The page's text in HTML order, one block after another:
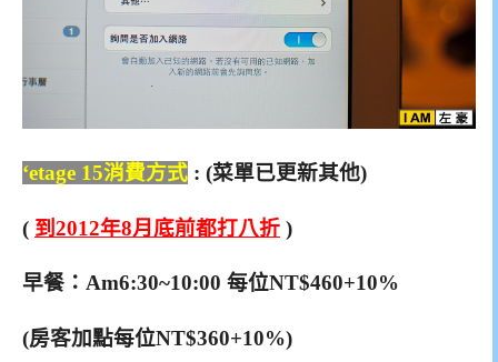
‘etage 15消費方式 : (菜單已更新其他)
( 到2012年8月底前都打八折 )
早餐：Am6:30~10:00 每位NT$460+10%
(房客加點每位NT$360+10%)